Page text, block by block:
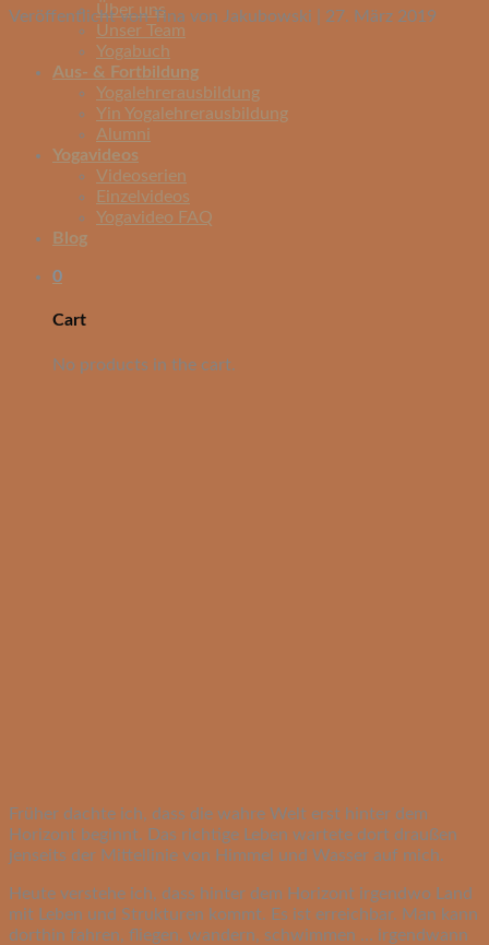
Über uns
Unser Team
Yogabuch
Aus- & Fortbildung
Yogalehrerausbildung
Yin Yogalehrerausbildung
Alumni
Yogavideos
Videoserien
Einzelvideos
Yogavideo FAQ
Blog
0
Cart
No products in the cart.
Veröffentlicht von Tina von Jakubowski | 27. März 2019
Früher dachte ich, dass die wahre Welt erst hinter dem
Horizont beginnt. Das richtige Leben wartete dort draußen
jenseits der Mittellinie von Himmel und Wasser auf mich.
Heute verstehe ich, dass hinter dem Horizont irgendwo Land
mit Leben und Strukturen kommt. Es ist erreichbar. Man kann
dorthin fahren, fliegen, wandern, schwimmen … irgendwann